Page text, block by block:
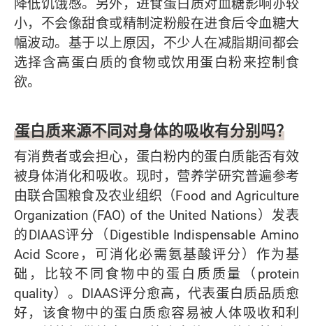
小，不会像甜食或精制淀粉般在进食后令血糖大
幅波动。基于以上原因，不少人在减脂期间都会
选择含高蛋白质的食物或饮用蛋白粉来控制食
欲。
蛋白质来源不同对身体的吸收有分别吗？
有消费者或会担心，蛋白粉内的蛋白质能否有效
被身体消化和吸收。现时，营养学研究普遍参考
由联合国粮食及农业组织（Food and Agriculture
Organization (FAO) of the United Nations）发表
的DIAAS评分（Digestible Indispensable Amino
Acid Score，可消化必需氨基酸评分）作为基
础，比较不同食物中的蛋白质质量（protein
quality）。DIAAS评分愈高，代表蛋白质品质愈
好，该食物中的蛋白质愈容易被人体吸收和利